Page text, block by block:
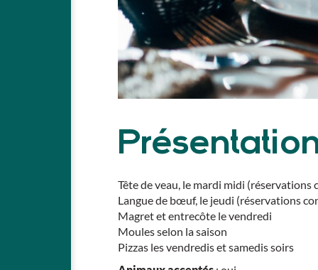
Tête de veau, le mardi midi (réservations
Langue de bœuf, le jeudi (réservations
Magret et entrecôte le vendredi
Moules selon la saison
Pizzas les vendredis et samedis soirs